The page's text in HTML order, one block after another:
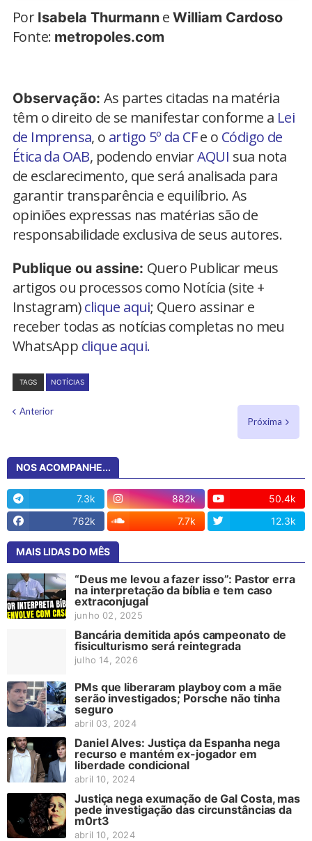
Por Isabela Thurmanne William Cardoso
Fonte: metropoles.com
Observação: As partes citadas na matéria
têm o direito de se manifestar conforme a Lei
de Imprensa, o artigo 5º da CFe o Código de
Ética da OAB, podendo enviarAQUI sua nota
de esclarecimento, que será analisada para
garantir transparência e equilíbrio. As
opiniões expressas nas matérias são de
responsabilidade exclusiva de seus autores.
Publique ou assine: Quero Publicar meus
artigos ou processos como Notícia (site +
Instagram)clique aqui; Quero assinar e
receber todas as notícias completas no meu
WhatsApp clique aqui.
TAGS NOTÍCIAS
Anterior
Próxima
NOS ACOMPANHE...
7.3k 882k
50.4k
762k
7.7k 12.3k
MAIS LIDAS DO MÊS
“Deus me levou a fazer isso”: Pastor erra
na interpretação da bíblia e tem caso
extraconjugal
junho 02, 2025
Bancária demitida após campeonato de
fisiculturismo será reintegrada
julho 14, 2026
PMs que liberaram playboy com a mãe
serão investigados; Porsche não tinha
seguro
abril 03, 2024
Daniel Alves: Justiça da Espanha nega
recurso e mantém ex-jogador em
liberdade condicional
abril 10, 2024
Justiça nega exumação de Gal Costa, mas
pede investigação das circunstâncias da
m0rt3
abril 10, 2024